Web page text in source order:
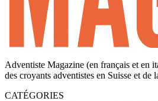
Adventiste Magazine (en français et en
des croyants adventistes en Suisse et de
CATÉGORIES